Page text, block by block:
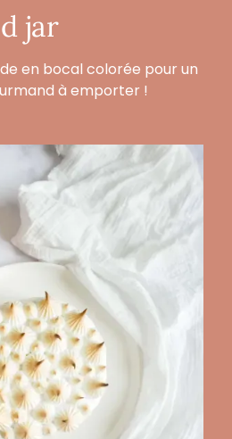
jar
en bocal colorée pour un
à emporter !